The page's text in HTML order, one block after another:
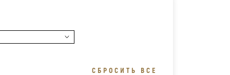
СБРОСИТЬ ВСЕ